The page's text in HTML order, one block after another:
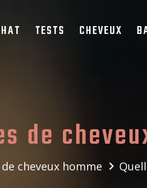
TESTS CHEVEUX
de
cheveux homme